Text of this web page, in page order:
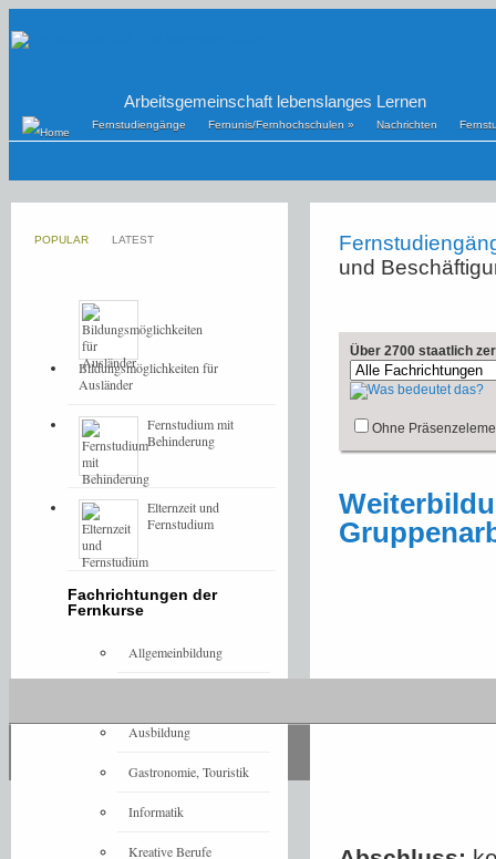
Arbeitsgemeinschaft lebenslanges Lernen
Fernstudiengänge Fernunis/Fernhochschulen » Nachrichten
und
Über 2700 staatlich
Ohne
POPULAR LATEST
Bildungsmöglichkeiten für
Ausländer
Fernstudium mit
Behinderung
Elternzeit und
Fernstudium
Fachrichtungen der
Fernkurse
Allgemeinbildung
Ausbildung
Gastronomie, Touristik
Informatik
Kreative Berufe